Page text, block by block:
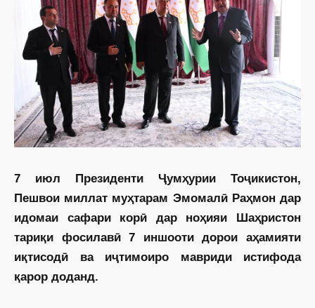
7 июл Президенти Ҷумҳурии Тоҷикистон,
Пешвои миллат муҳтарам Эмомалӣ Раҳмон дар
идомаи сафари корӣ дар ноҳияи Шаҳристон
тариқи фосилавӣ 7 иншооти дорои аҳамияти
иқтисодӣ ва иҷтимоиро мавриди истифода
қарор доданд.